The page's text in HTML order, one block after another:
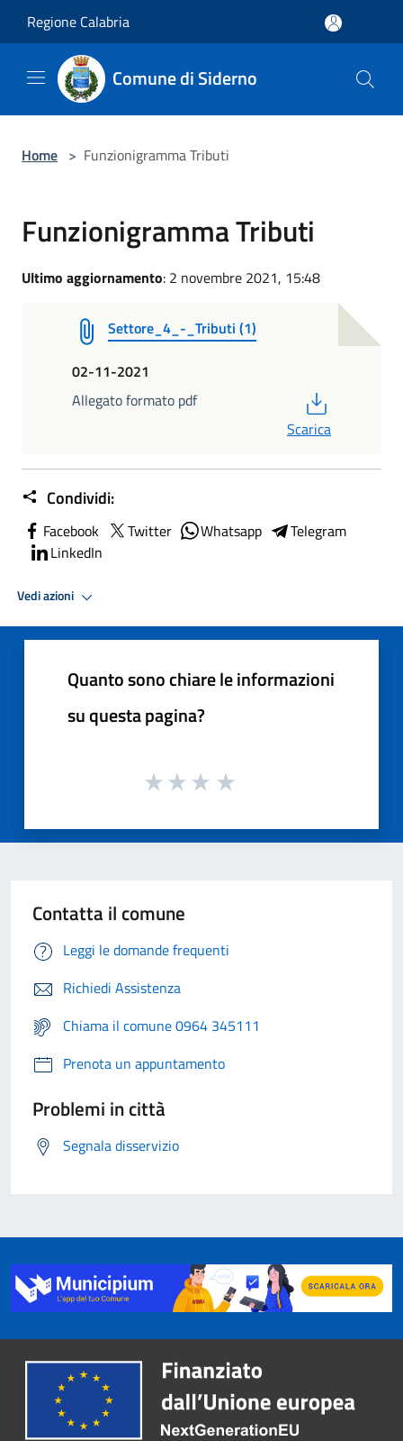
Regione Calabria
Comune di Siderno
Home > Funzionigramma Tributi
Funzionigramma Tributi
Ultimo aggiornamento: 2 novembre 2021, 15:48
Settore_4_-_Tributi (1)
02-11-2021
Allegato formato pdf
Scarica
Condividi:
Facebook Twitter Whatsapp
Telegram
LinkedIn
Vedi azioni
Quanto sono chiare le informazioni
su questa pagina?
Contatta il comune
Leggi le domande frequenti
Richiedi Assistenza
Chiama il comune 0964 345111
Prenota un appuntamento
Problemi in città
Segnala disservizio